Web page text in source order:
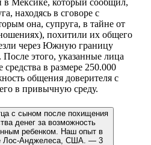
находясь в сговоре с
она, супруга, в тайне от
похитили их общего
через Южную границу
этого, указанные лица
в размере 250.000
общения доверителя с
в привычную среду.